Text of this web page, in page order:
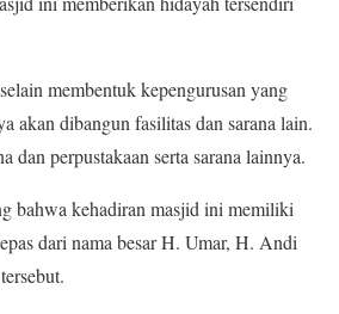
membentuk kepengurusan yang
akan dibangun fasilitas dan sarana lain.
dan perpustakaan serta sarana lainnya.
bahwa kehadiran masjid ini memiliki
dari nama besar H. Umar, H. Andi